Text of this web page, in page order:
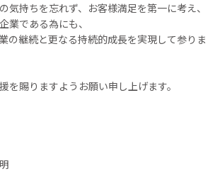
気持ちを忘れず、お客様満足を第一に考え、
業である為にも、
の継続と更なる持続的成長を実現して参りま
を賜りますようお願い申し上げます。